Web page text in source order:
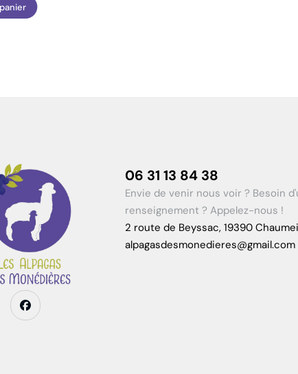
06 31 13 84 38
Envie de venir nous voir ? Besoin
renseignement ? Appelez-nous !
2 route de Beyssac, 19390
alpagasdesmonedieres@gmail.com